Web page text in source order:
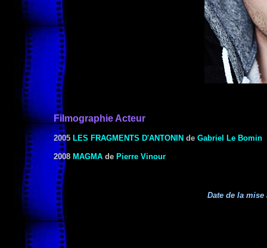
Filmographie Acteur
2005 LES FRAGMENTS D'ANTONIN de Gabriel Le Bomin
2008 MAGMA de Pierre Vinour
Date de la